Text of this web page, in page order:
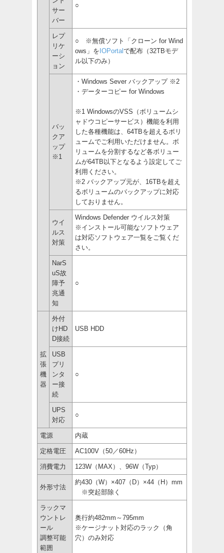
サー
バー
○
レプ
リケ
ーシ
ョン
○ ※無償ソフト「クローン for Wind
ows」を IOPortal で配布（32TBモデ
ル以下のみ）
バッ
クア
ップ
※1
・Windows Sever バックアップ ※2
・データーコピー for Windows
※1 WindowsのVSS（ボリュームシ
ャドウコピーサービス）機能を利用
した各種機能は、64TBを超えるボリ
ュームでご利用いただけません。ボ
リュームを分割するなど各ボリュー
ムが64TB以下となるよう設定してご
利用ください。
※2 バックアップ元が、16TBを超え
るボリュームのバックアップに対応
しておりません。
ウイ
ルス
対策
Windows Defender ウイルス対策
※インストール可能なソフトウェア
は対応ソフトウェア一覧をご覧くだ
さい。
NarS
uS故
障予
兆通
知
○
拡
張
機
器
外付
けHD
D接続
USB HDD
USB
プリ
ンタ
ー接
続
○
UPS
対応
○
電源 内蔵
定格電圧 AC100V（50／60Hz）
消費電力 123W（MAX）、96W（Typ）
外形寸法
約430（W）×407（D）×44（H）mm
※突起部除く
ラックマ
ウントレ
ール
調整可能
範囲
奥行約482mm～795mm
※ケージナット対応のラック（角
穴）のみ対応